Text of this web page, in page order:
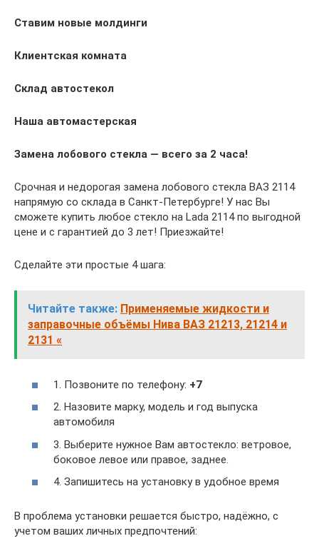
Ставим новые молдинги
Клиентская комната
Склад автостекол
Наша автомастерская
Замена лобового стекла — всего за 2 часа!
Срочная и недорогая замена лобового стекла ВАЗ 2114
напрямую со склада в Санкт-Петербурге! У нас Вы
сможете купить любое стекло на Lada 2114 по выгодной
цене и с гарантией до 3 лет! Приезжайте!
Сделайте эти простые 4 шага:
Читайте также: Применяемые жидкости и
заправочные объёмы Нива ВАЗ 21213, 21214 и
2131 «
1. Позвоните по телефону: +7
2. Назовите марку, модель и год выпуска
автомобиля
3. Выберите нужное Вам автостекло: ветровое,
боковое левое или правое, заднее.
4. Запишитесь на установку в удобное время
В проблема установки решается быстро, надёжно, с
учетом ваших личных предпочтений: